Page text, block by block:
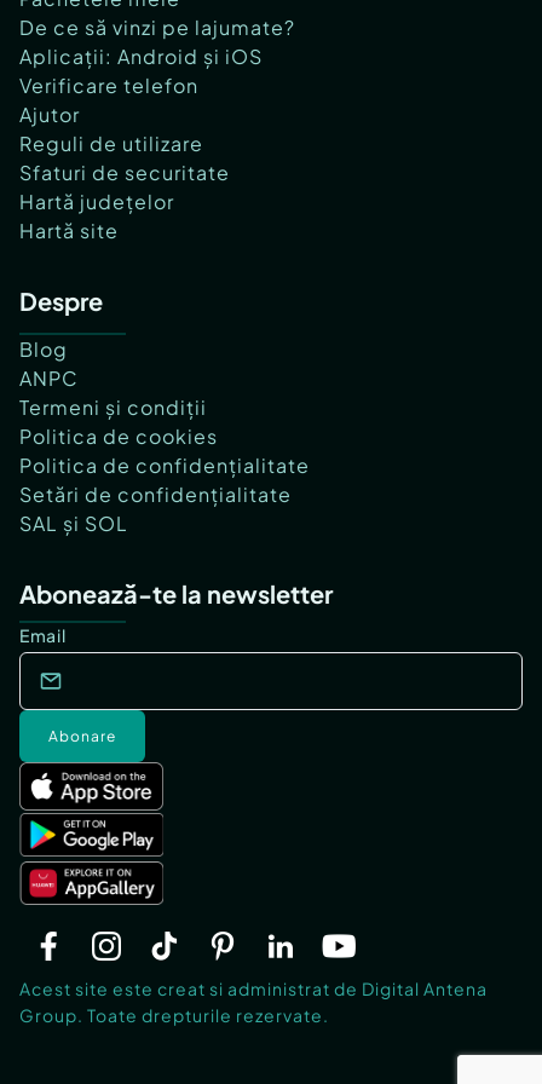
De ce să vinzi pe lajumate?
Aplicații: Android și iOS
Verificare telefon
Ajutor
Reguli de utilizare
Sfaturi de securitate
Hartă județelor
Hartă site
Despre
Blog
ANPC
Termeni și condiții
Politica de cookies
Politica de confidențialitate
Setări de confidențialitate
SAL și SOL
Abonează-te la newsletter
Email
Abonare
Acest site este creat si administrat de Digital Antena
Group. Toate drepturile rezervate.